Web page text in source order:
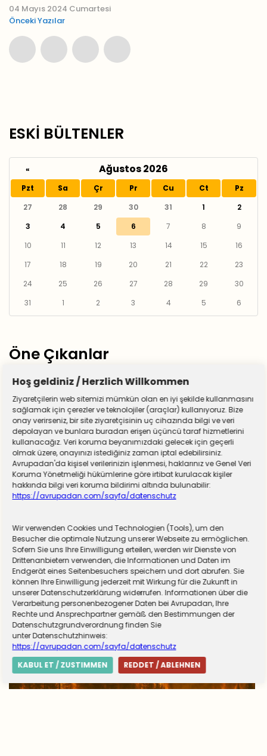
04 Mayıs 2024 Cumartesi
Önceki Yazılar
ESKİ BÜLTENLER
« Ağustos 2026
Pzt Sa Çr Pr Cu Ct
Pz
27
28 29 30 31 1
2
3
4 5 6 7 8
9
10
11 12 13 14 15
16
17
18 19 20 21 22
23
24
25 26 27 28 29
30
31
1 2 3 4 5 6
Öne Çıkanlar
Almanya zorunlu askerliğe hazırlanıyor! Sivil
hizmet için düğmeye basıldı
Hoş geldiniz / Herzlich Willkommen
Ziyaretçilerin web sitemizi mümkün olan en iyi şekilde kullanmasını
sağlamak için çerezler ve teknolojiler (araçlar) kullanıyoruz. Bize
onay verirseniz, bir site ziyaretçisinin uç cihazında bilgi ve veri
depolayan ve bunlara buradan erişen üçüncü taraf hizmetlerini
kullanacağız. Veri koruma beyanımızdaki gelecek için geçerli
olmak üzere, onayınızı istediğiniz zaman iptal edebilirsiniz.
Avrupadan'da kişisel verilerinizin işlenmesi, haklarınız ve Genel Veri
Koruma Yönetmeliği hükümlerine göre irtibat kurulacak kişiler
hakkında bilgi veri koruma bildirimi altında bulunabilir:
https://avrupadan.com/sayfa/datenschutz
Wir verwenden Cookies und Technologien (Tools), um den
Besucher die optimale Nutzung unserer Webseite zu ermöglichen.
Sofern Sie uns Ihre Einwilligung erteilen, werden wir Dienste von
Drittenanbietern verwenden, die Informationen und Daten im
Endgerät eines Seitenbesuchers speichern und dort abrufen. Sie
können Ihre Einwilligung jederzeit mit Wirkung für die Zukunft in
unserer Datenschutzerklärung widerrufen. Informationen über die
Verarbeitung personenbezogener Daten bei Avrupadan, Ihre
Rechte und Ansprechpartner gemäß den Bestimmungen der
Datenschutzgrundverordnung finden Sie
unter Datenschutzhinweis:
https://avrupadan.com/sayfa/datenschutz
KABUL ET / ZUSTIMMEN
REDDET / ABLEHNEN